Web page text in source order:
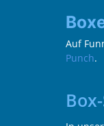
Auf
Punch.